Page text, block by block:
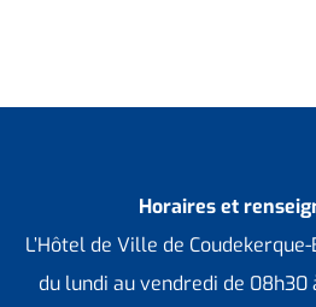
Horaires et
L’Hôtel de Ville de
du lundi au vendredi de 08h30